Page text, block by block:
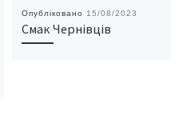
Опубліковано 15/08/2023
Смак Чернівців